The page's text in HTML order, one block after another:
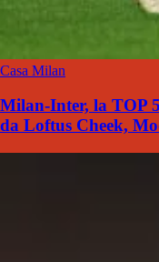
Casa Milan
Milan-Inter, la TOP
da Loftus Cheek,